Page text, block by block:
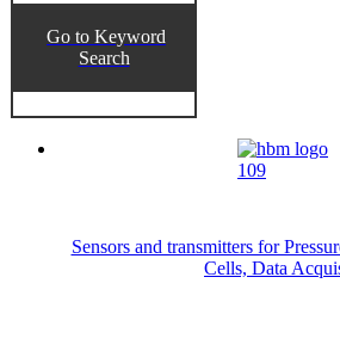
Go to Keyword
Search
Sensors and transmitters for
Cells, Data